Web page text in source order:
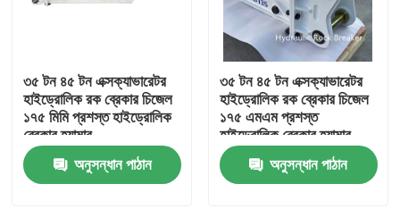
৩৫ টন ৪৫ টন এক্সক্যাভারেটর
হাইড্রোলিক রক ব্রেকার চিজেল
১৭৫ মিমি প্রশস্ত হাইড্রোলিক
ব্রেকার হ্যামার
অনুসন্ধান পাঠান
৩৫ টন ৪৫ টন এক্সক্যাভারেটর
হাইড্রোলিক রক ব্রেকার চিজেল
১৭৫ এমএম প্রশস্ত
হাইড্রোলিক ব্রেকার হ্যামার
অনুসন্ধান পাঠান